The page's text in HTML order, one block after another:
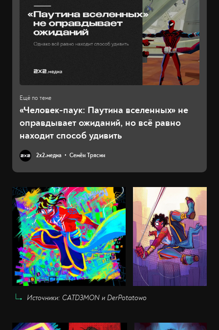
«Человек-паук: Паутина вселенных» не
оправдывает ожиданий, но всё равно
находит способ удивить
2х2.медиа Семён Трясин
Источники: СATD3MON и DerPotatowo